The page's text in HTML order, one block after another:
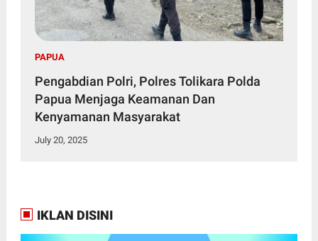
PAPUA
Pengabdian Polri, Polres Tolikara Polda
Papua Menjaga Keamanan Dan
Kenyamanan Masyarakat
July 20, 2025
IKLAN DISINI